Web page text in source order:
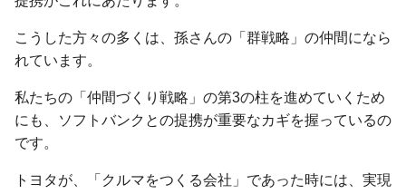
こうした方々の多くは、孫さんの「群戦略」の仲間になら
れています。
私たちの「仲間づくり戦略」の第3の柱を進めていくため
にも、ソフトバンクとの提携が重要なカギを握っているの
です。
トヨタが、「クルマをつくる会社」であった時には、実現